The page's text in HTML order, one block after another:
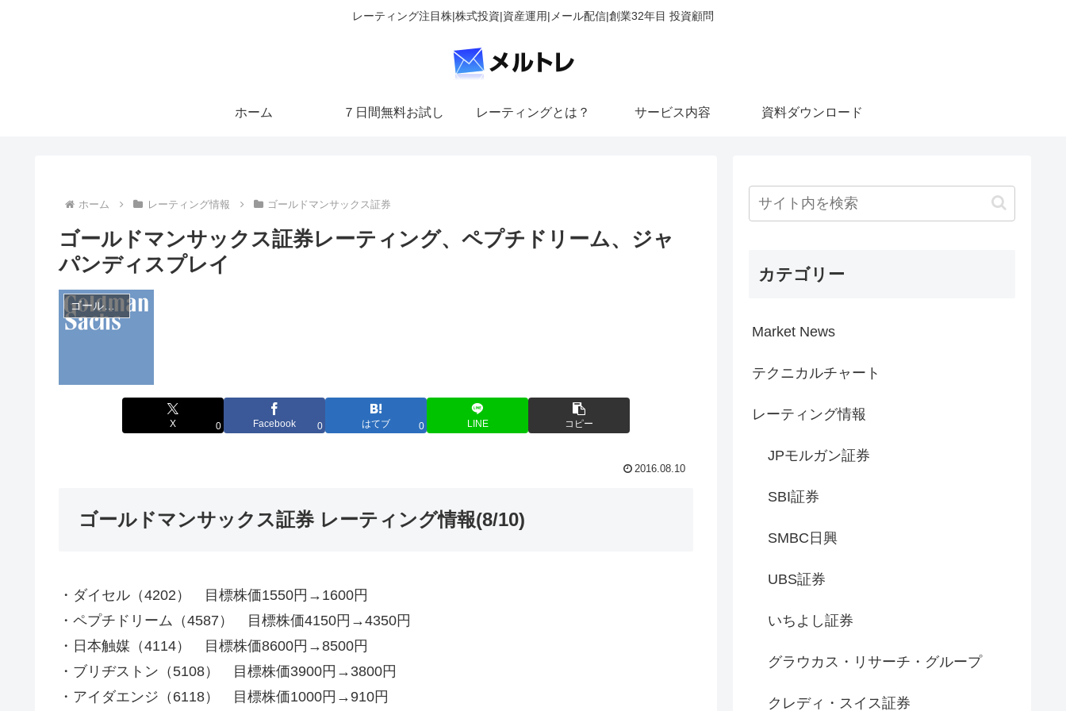
レーティング注目株|株式投資|資産運用|メール配信|創業32年目 投資顧問
ホーム ７日間無料お試し レーティングとは？ サービス内容 資料ダウンロード
ホーム レーティング情報 ゴールドマンサックス証券
ゴールドマンサックス証券レーティング、ペプチドリーム、ジャ
パンディスプレイ
ゴールドマンサックス証券
X 0 Facebook 0 はてブ 0 LINE コピー
2016.08.10
ゴールドマンサックス証券 レーティング情報(8/10)
・ダイセル（4202） 目標株価1550円→1600円
・ペプチドリーム（4587） 目標株価4150円→4350円
・日本触媒（4114） 目標株価8600円→8500円
・ブリヂストン（5108） 目標株価3900円→3800円
・アイダエンジ（6118） 目標株価1000円→910円
カテゴリー
Market News
テクニカルチャート
レーティング情報
JPモルガン証券
SBI証券
SMBC日興
UBS証券
いちよし証券
グラウカス・リサーチ・グループ
クレディ・スイス証券